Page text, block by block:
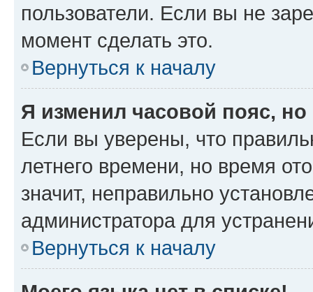
пользователи. Если вы не
момент сделать это.
Вернуться к началу
Я изменил часовой пояс,
Если вы уверены, что
летнего времени, но время
значит, неправильно
администратора для
Вернуться к началу